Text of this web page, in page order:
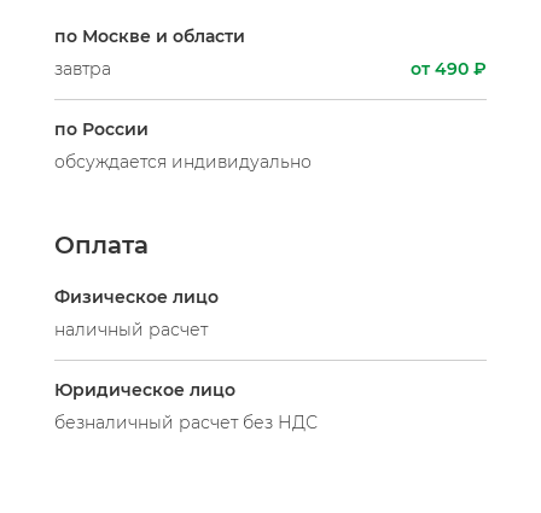
по Москве и области
завтра
от 490 ₽
по России
обсуждается индивидуально
Оплата
Физическое лицо
наличный расчет
Юридическое лицо
безналичный расчет без НДС